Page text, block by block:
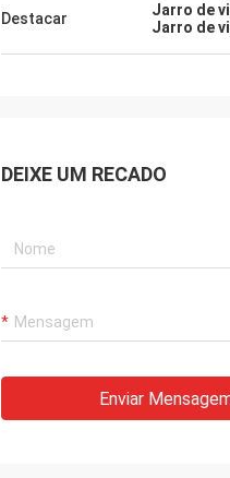
Destacar Jarro de
Jarro de
DEIXE UM RECADO
Enviar